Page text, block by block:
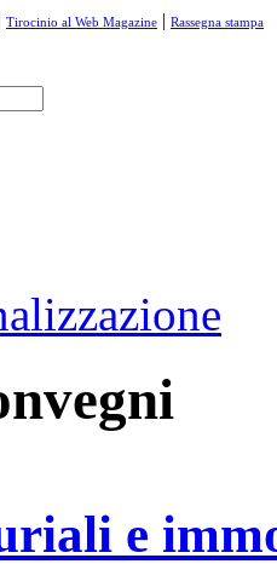
Tirocinio al Web Magazine | Rassegna stampa
e